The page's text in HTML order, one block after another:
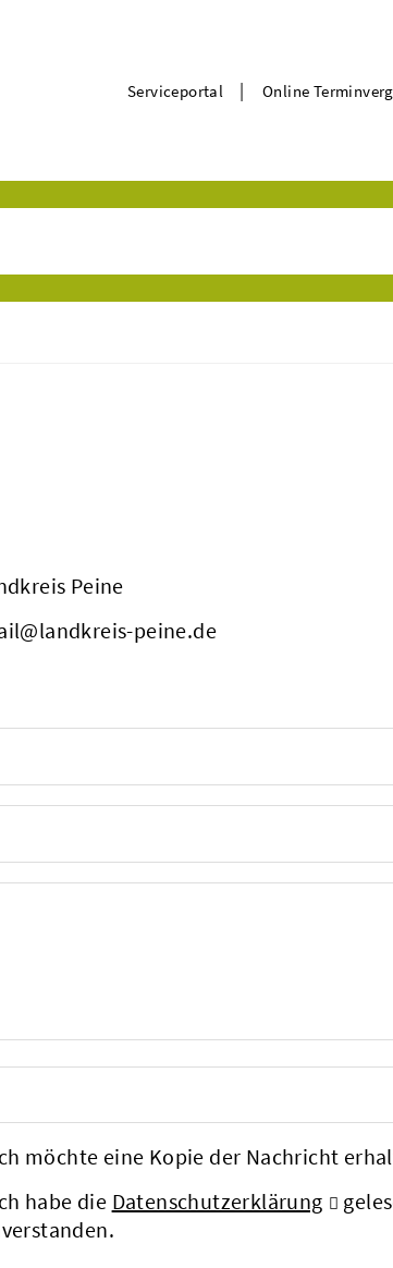
Serviceportal | Online
Peine
peine.de
möchte eine Kopie der Nachricht
habe die Datenschutzerklärung